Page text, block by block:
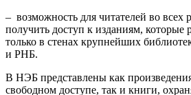
– возможность для читателей во всех
получить доступ к изданиям, которые
только в стенах крупнейших
и РНБ.
В НЭБ представлены как
свободном доступе, так и книги,